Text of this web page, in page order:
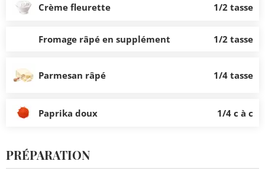
Crème fleurette 1/2 tasse
Fromage râpé en supplément 1/2 tasse
Parmesan râpé 1/4 tasse
Paprika doux 1/4 c à c
PRÉPARATION